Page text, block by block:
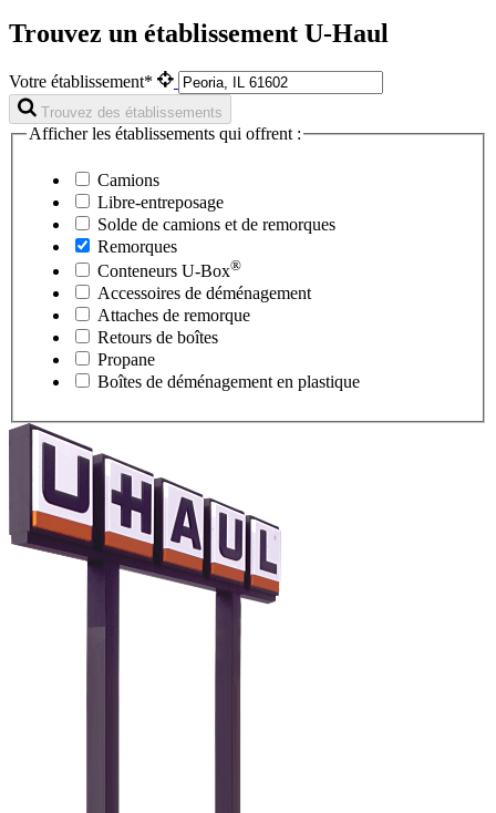
Trouvez un établissement U-Haul
Votre établissement*
Trouvez des établissements
Afficher les établissements qui offrent :
Camions
Libre-entreposage
Solde de camions et de remorques
Remorques
Conteneurs U-Box®
Accessoires de déménagement
Attaches de remorque
Retours de boîtes
Propane
Boîtes de déménagement en plastique